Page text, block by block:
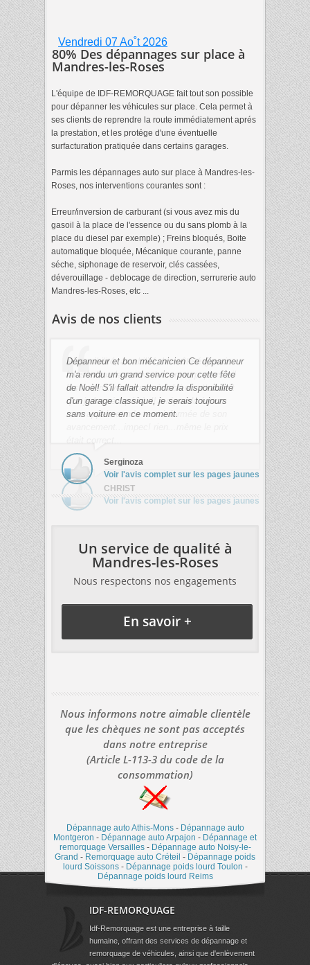
Vendredi 07 Ao˚t 2026
80% Des dépannages sur place à
Mandres-les-Roses
L'équipe de IDF-REMORQUAGE fait tout son possible
pour dépanner les véhicules sur place. Cela permet à
ses clients de reprendre la route immédiatement aprés
la prestation, et les protége d'une éventuelle
surfacturation pratiquée dans certains garages.
Parmis les dépannages auto sur place à Mandres-les-
Roses, nos interventions courantes sont :
Erreur/inversion de carburant (si vous avez mis du
gasoil à la place de l'essence ou du sans plomb à la
place du diesel par exemple) ; Freins bloqués, Boite
automatique bloquée, Mécanique courante, panne
séche, siphonage de reservoir, clés cassées,
déverouillage - deblocage de direction, serrurerie auto
Mandres-les-Roses, etc ...
Avis de nos clients
Dépanneur et bon mécanicien Ce dépanneur
m'a rendu un grand service pour cette fête
de Noèl! S'il fallait attendre la disponibilité
d'un garage classique, je serais toujours
sans voiture en ce moment.
Serginoza
Voir l'avis complet sur les pages jaunes
Un service de qualité à
Mandres-les-Roses
Nous respectons nos engagements
En savoir +
Nous informons notre aimable clientèle
que les chèques ne sont pas acceptés
dans notre entreprise
(Article L-113-3 du code de la
consommation)
Dépannage auto Athis-Mons- Dépannage auto
Montgeron - Dépannage auto Arpajon - Dépannage et
remorquage Versailles- Dépannage auto Noisy-le-
Grand - Remorquage auto Créteil - Dépannage poids
lourd Soissons- Dépannage poids lourd Toulon -
Dépannage poids lourd Reims
IDF-REMORQUAGE
Idf-Remorquage est une entreprise à taille
humaine, offrant des services de dépannage et
remorquage de véhicules, ainsi que d'enlèvement